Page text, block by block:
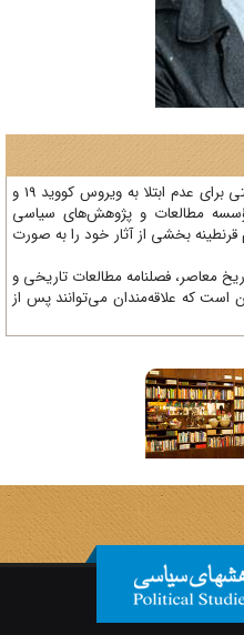
با توجه به نیاز به تداوم مراقبت‌های بهداشتی برای عدم ابتلا به ویروس کووید 19 و
مطالعات و پژوهش‌های سیاسی
بخشی از آثار خود را به صورت
معاصر، فصلنامه‌ مطالعات تاریخی و
که علاقه‌مندان می‌توانند پس از